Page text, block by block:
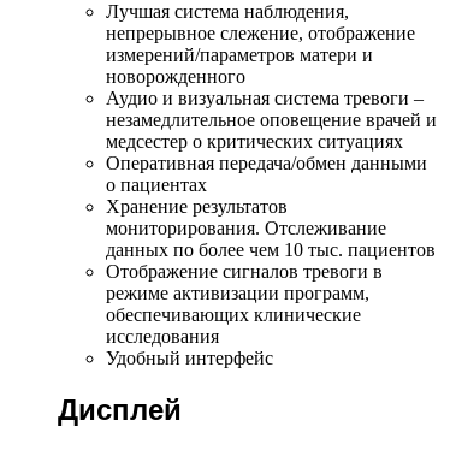
Лучшая система наблюдения,
непрерывное слежение, отображение
измерений/параметров матери и
новорожденного
Аудио и визуальная система тревоги –
незамедлительное оповещение врачей и
медсестер о критических ситуациях
Оперативная передача/обмен данными
о пациентах
Хранение результатов
мониторирования. Отслеживание
данных по более чем 10 тыс. пациентов
Отображение сигналов тревоги в
режиме активизации программ,
обеспечивающих клинические
исследования
Удобный интерфейс
Дисплей